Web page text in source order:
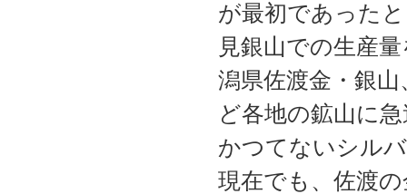
が最初であった
見銀山での生産
潟県佐渡金・銀
ど各地の鉱山に
かつてないシル
現在でも、佐渡